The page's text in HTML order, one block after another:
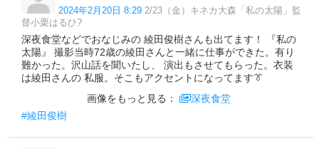
2024年2月20日 8:29 2/23（金）キネカ大森「私の太陽」監
督小栗はるひ?
深夜食堂などでおなじみの 綾田俊樹さんも出てます！ 『私の
太陽』 撮影当時72歳の綾田さんと一緒に仕事ができた。有り
難かった。沢山話を聞いたし、 演出もさせてもらった。衣装
は綾田さんの 私服。そこもアクセントになってます👔
画像をもっと見る：
深夜食堂
#綾田俊樹